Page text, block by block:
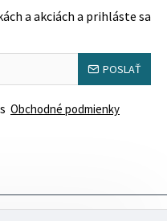
a akciách a prihláste sa
POSLAŤ
Obchodné podmienky